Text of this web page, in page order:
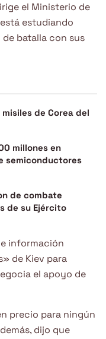
el Ministerio de
estudiando
batalla con sus
de Corea del
millones en
semiconductores
de combate
de su Ejército
información
de Kiev para
el apoyo de
precio para ningún
dijo que